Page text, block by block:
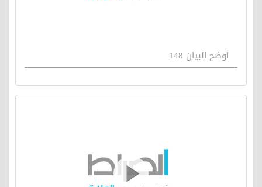
أوضح البيان 148